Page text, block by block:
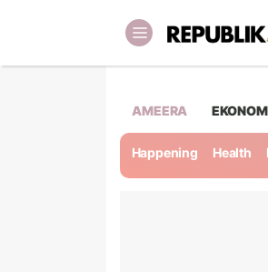
AMEERA
Happening Health